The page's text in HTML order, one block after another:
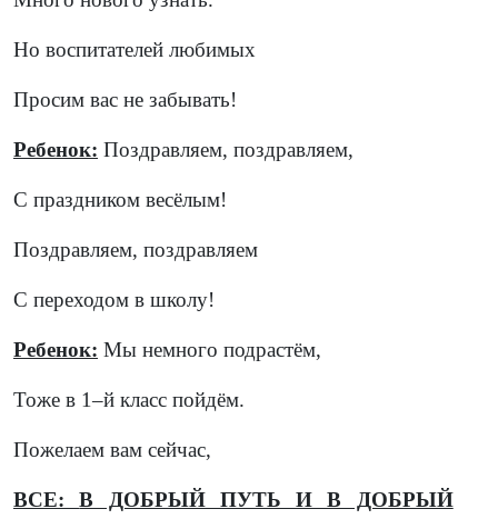
Но воспитателей любимых
Просим вас не забывать!
Ребенок: Поздравляем, поздравляем,
С праздником весёлым!
Поздравляем, поздравляем
С переходом в школу!
Ребенок: Мы немного подрастём,
Тоже в 1–й класс пойдём.
Пожелаем вам сейчас,
ВСЕ:
В ДОБРЫЙ ПУТЬ И В ДОБРЫЙ